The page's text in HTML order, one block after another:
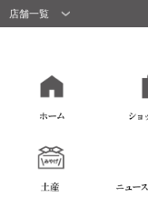
店舗一覧